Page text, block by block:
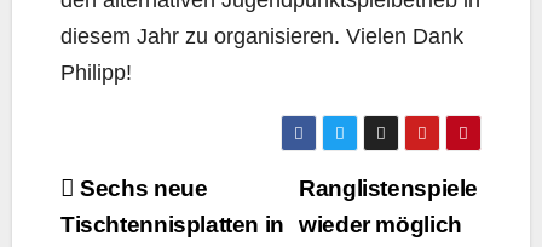
diesem Jahr zu organisieren. Vielen Dank
Philipp!
Beitragsnavigation
Ranglistenspiele
wieder möglich
Sechs neue
Tischtennisplatten in